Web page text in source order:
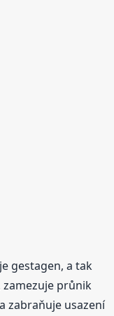
gestagen, a tak
zamezuje průnik
zabraňuje usazení